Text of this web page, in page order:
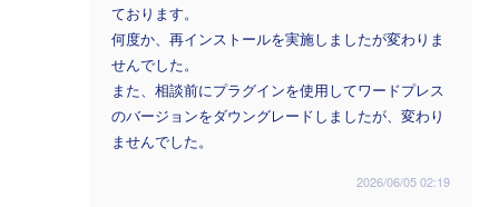
ております。
何度か、再インストールを実施しましたが変わりま
せんでした。
また、相談前にプラグインを使用してワードプレス
のバージョンをダウングレードしましたが、変わり
ませんでした。
2026/06/05 02:19